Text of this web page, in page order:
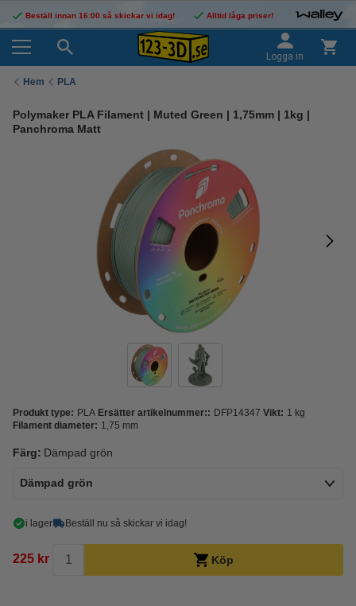
Beställ innan 16:00 så skickar vi idag! Alltid låga priser!
Logga in
Hem PLA
Polymaker PLA Filament | Muted Green | 1,75mm | 1kg |
Panchroma Matt
Produkt type: PLA Ersätter artikelnummer:: DFP14347 Vikt: 1 kg
Filament diameter: 1,75 mm
Färg: Dämpad grön
Dämpad grön
i lager Beställ nu så skickar vi idag!
225 kr Köp